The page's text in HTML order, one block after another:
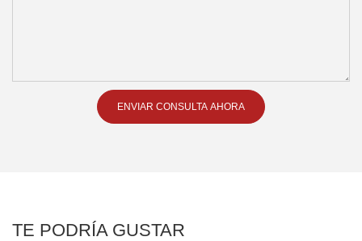
ENVIAR CONSULTA AHORA
TE PODRÍA GUSTAR